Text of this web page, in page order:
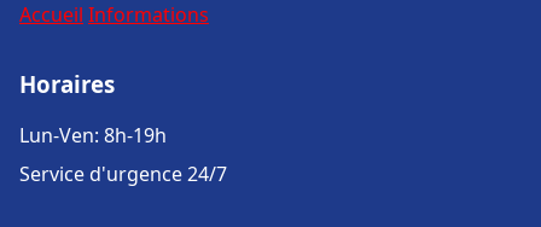
Accueil Informations
Horaires
Lun-Ven: 8h-19h
Service d'urgence 24/7